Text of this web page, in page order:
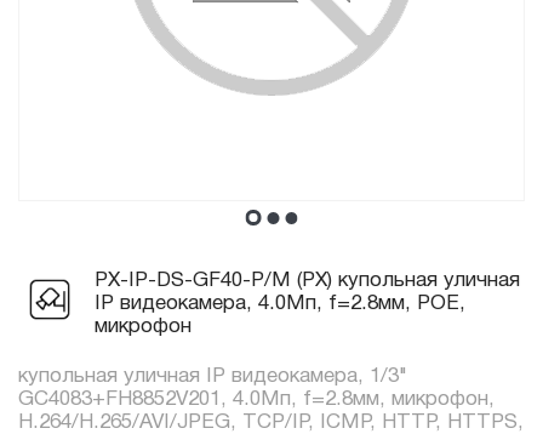
PX-IP-DS-GF40-P/M (PX) купольная уличная
IP видеокамера, 4.0Мп, f=2.8мм, POE,
микрофон
купольная уличная IP видеокамера, 1/3"
GC4083+FH8852V201, 4.0Мп, f=2.8мм, микрофон,
H.264/H.265/AVI/JPEG, TCP/IP, ICMP, HTTP, HTTPS,